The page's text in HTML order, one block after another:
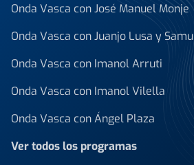
Onda Vasca con José Manuel Monje
Onda Vasca con Juanjo Lusa y
Onda Vasca con Imanol Arruti
Onda Vasca con Imanol Vilella
Onda Vasca con Ángel Plaza
Ver todos los programas